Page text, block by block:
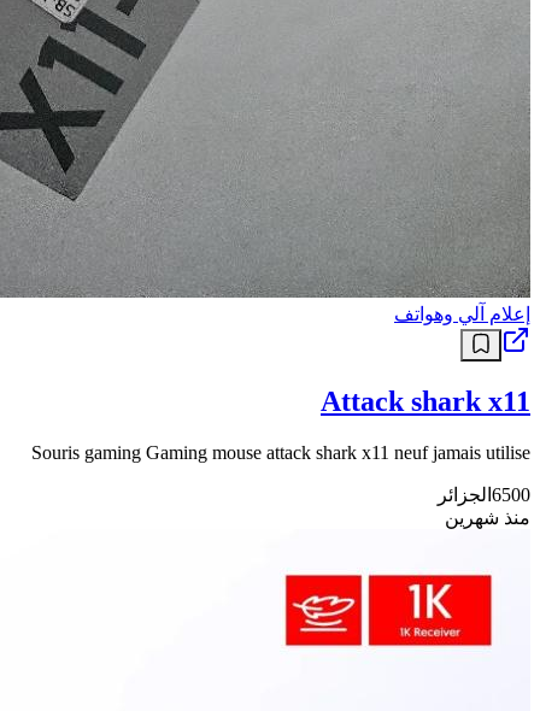
إعلام آلي وهواتف
Attack shark x11
Souris gaming Gaming mouse attack shark x11 neuf jamais utilise
6500 الجزائر
منذ شهرين